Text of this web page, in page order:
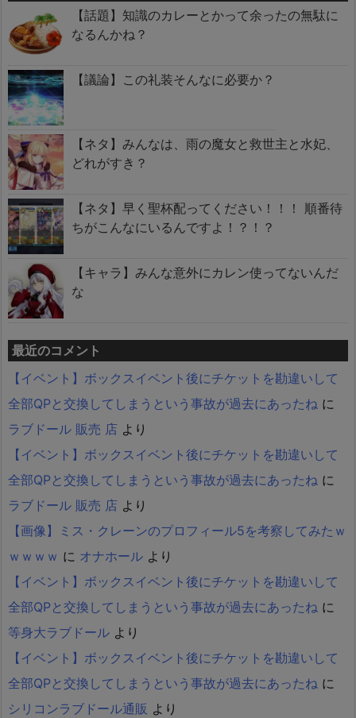
【話題】知識のカレーとかって余ったの無駄に
なるんかね？
【議論】この礼装そんなに必要か？
【ネタ】みんなは、雨の魔女と救世主と水妃、
どれがすき？
【ネタ】早く聖杯配ってください！！！ 順番待
ちがこんなにいるんですよ！？！？
【キャラ】みんな意外にカレン使ってないんだ
な
最近のコメント
【イベント】ボックスイベント後にチケットを勘違いして
全部QPと交換してしまうという事故が過去にあったね に
ラブドール 販売 店 より
【イベント】ボックスイベント後にチケットを勘違いして
全部QPと交換してしまうという事故が過去にあったね に
ラブドール 販売 店 より
【画像】ミス・クレーンのプロフィール5を考察してみたｗ
ｗｗｗｗ に オナホール より
【イベント】ボックスイベント後にチケットを勘違いして
全部QPと交換してしまうという事故が過去にあったね に
等身大ラブドール より
【イベント】ボックスイベント後にチケットを勘違いして
全部QPと交換してしまうという事故が過去にあったね に
シリコンラブドール通販 より